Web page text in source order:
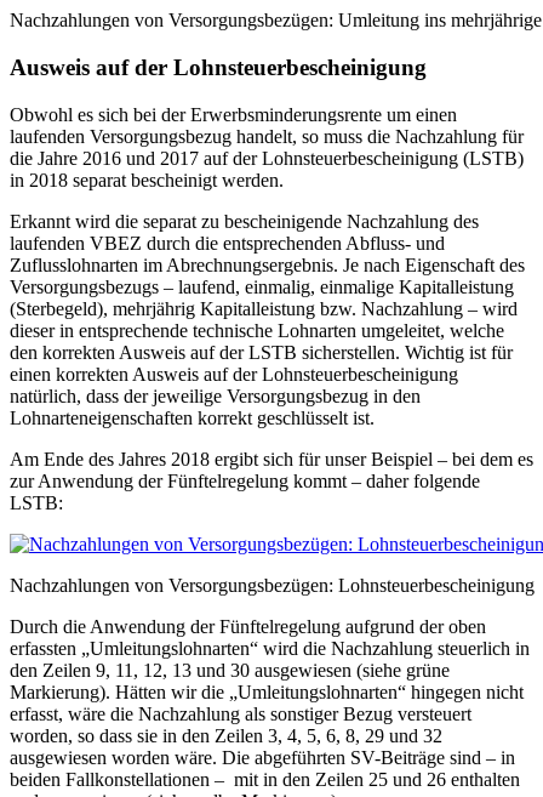
Nachzahlungen von Versorgungsbezügen: Umleitung ins
Ausweis auf der Lohnsteuerbescheinigung
Obwohl es sich bei der Erwerbsminderungsrente um einen
laufenden Versorgungsbezug handelt, so muss die Nachzahlung für
die Jahre 2016 und 2017 auf der Lohnsteuerbescheinigung (LSTB)
in 2018 separat bescheinigt werden.
Erkannt wird die separat zu bescheinigende Nachzahlung des
laufenden VBEZ durch die entsprechenden Abfluss- und
Zuflusslohnarten im Abrechnungsergebnis. Je nach Eigenschaft des
Versorgungsbezugs – laufend, einmalig, einmalige Kapitalleistung
(Sterbegeld), mehrjährig Kapitalleistung bzw. Nachzahlung – wird
dieser in entsprechende technische Lohnarten umgeleitet, welche
den korrekten Ausweis auf der LSTB sicherstellen. Wichtig ist für
einen korrekten Ausweis auf der Lohnsteuerbescheinigung
natürlich, dass der jeweilige Versorgungsbezug in den
Lohnarteneigenschaften korrekt geschlüsselt ist.
Am Ende des Jahres 2018 ergibt sich für unser Beispiel – bei dem es
zur Anwendung der Fünftelregelung kommt – daher folgende
LSTB:
Nachzahlungen von Versorgungsbezügen: Lohnsteuerbescheinigung
Durch die Anwendung der Fünftelregelung aufgrund der oben
erfassten „Umleitungslohnarten“ wird die Nachzahlung steuerlich in
den Zeilen 9, 11, 12, 13 und 30 ausgewiesen (siehe grüne
Markierung). Hätten wir die „Umleitungslohnarten“ hingegen nicht
erfasst, wäre die Nachzahlung als sonstiger Bezug versteuert
worden, so dass sie in den Zeilen 3, 4, 5, 6, 8, 29 und 32
ausgewiesen worden wäre. Die abgeführten SV-Beiträge sind – in
beiden Fallkonstellationen – mit in den Zeilen 25 und 26 enthalten